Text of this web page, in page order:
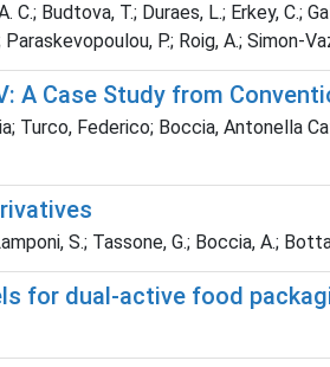
Budtova, T.; Duraes, L.; Erkey, C.;
P.; Roig, A.; Simon-
A Case Study from
Federico; Boccia, Antonella
S.; Tassone, G.; Boccia, A.;
for dual-active food